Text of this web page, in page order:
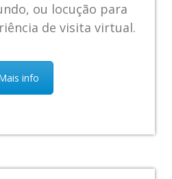
ou locução para
de visita virtual.
info